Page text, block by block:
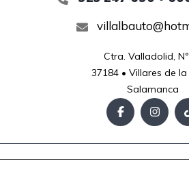
Ctra. Valladolid,
37184 • Villares de la
Salamanca